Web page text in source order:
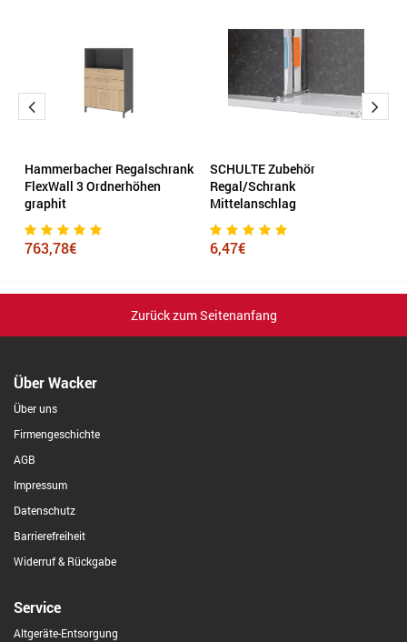
Hammerbacher Regalschrank
FlexWall 3 Ordnerhöhen
graphit
763,78€
SCHULTE Zubehör
Regal/Schrank
Mittelanschlag
6,47€
Zurück zum Seitenanfang
Über Wacker
Über uns
Firmengeschichte
AGB
Impressum
Datenschutz
Barrierefreiheit
Widerruf & Rückgabe
Service
Altgeräte-Entsorgung